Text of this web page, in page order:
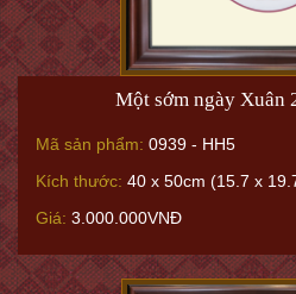
Một sớm ngày Xuân
Mã sản phẩm: 0939 - HH5
Kích thước: 40 x 50cm (15.7 x
Giá: 3.000.000VNĐ